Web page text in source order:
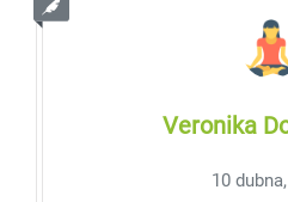
Veronika
10